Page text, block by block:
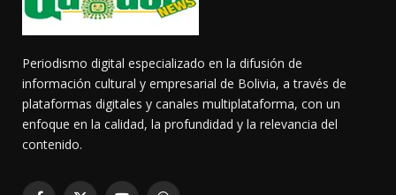
Periodismo digital especializado en la difusión de
información cultural y empresarial de Bolivia, a través de
plataformas digitales y canales multiplataforma, con un
enfoque en la calidad, la profundidad y la relevancia del
contenido.